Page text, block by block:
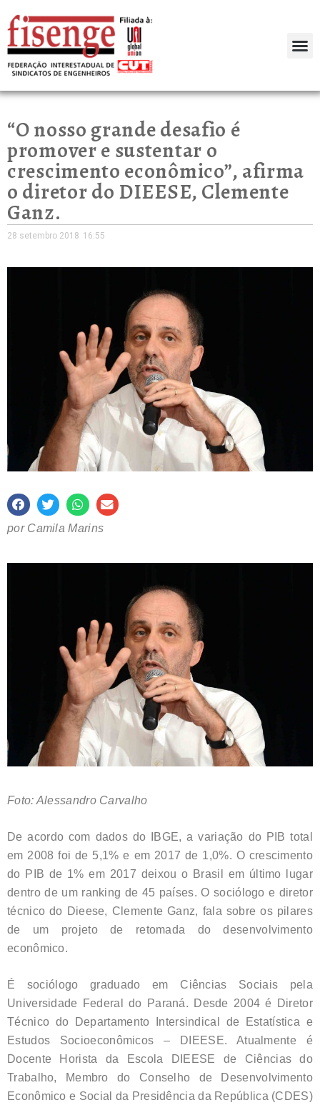
“O nosso grande desafio é
promover e sustentar o
crescimento econômico”, afirma
o diretor do DIEESE, Clemente
Ganz.
28 setembro 2018 16:55
por Camila Marins
Foto: Alessandro Carvalho
De acordo com dados do IBGE, a variação do PIB total
em 2008 foi de 5,1% e em 2017 de 1,0%. O crescimento
do PIB de 1% em 2017 deixou o Brasil em último lugar
dentro de um ranking de 45 países. O sociólogo e diretor
técnico do Dieese, Clemente Ganz, fala sobre os pilares
de um projeto de retomada do desenvolvimento
econômico.
É sociólogo graduado em Ciências Sociais pela
Universidade Federal do Paraná. Desde 2004 é Diretor
Técnico do Departamento Intersindical de Estatística e
Estudos Socioeconômicos – DIEESE. Atualmente é
Docente Horista da Escola DIEESE de Ciências do
Trabalho, Membro do Conselho de Desenvolvimento
Econômico e Social da Presidência da República (CDES)